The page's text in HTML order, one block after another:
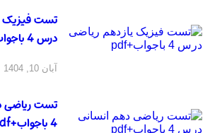
تست فیزیک
درس 4 باجواب+pdf
آبان 10, 1404
تست ریاضی
4 باجواب+pdf